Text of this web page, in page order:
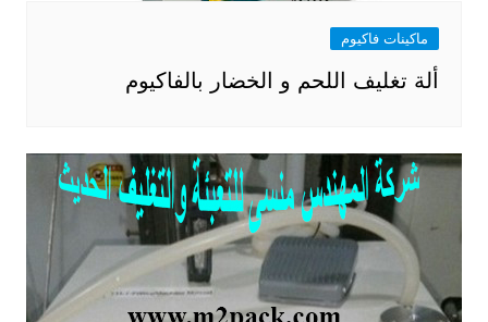
ماكينات فاكيوم
ألة تغليف اللحم و الخضار بالفاكيوم